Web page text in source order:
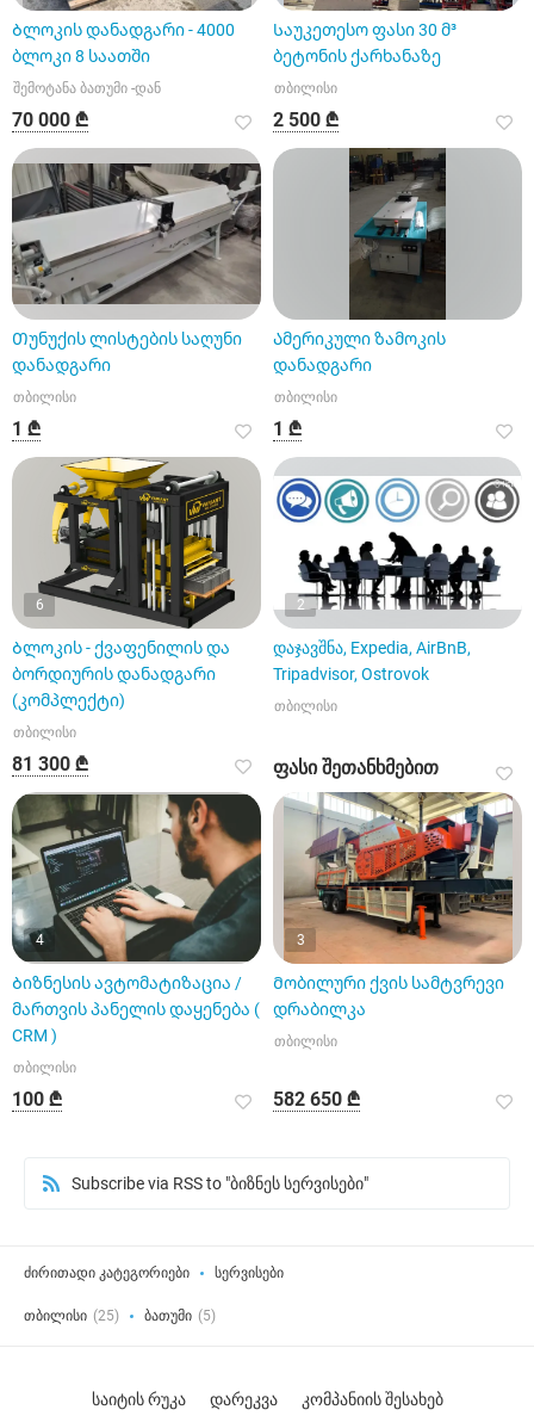
Ბლოკის დანადგარი - 4000
ბლოკი 8 საათში
შემოტანა ბათუმი -დან
70 000 ₾
Საუკეთესო ფასი 30 მ³
ბეტონის ქარხანაზე
თბილისი
2 500 ₾
Თუნუქის ლისტების საღუნი
დანადგარი
თბილისი
1 ₾
Ამერიკული ზამოკის
დანადგარი
თბილისი
1 ₾
6
Ბლოკის - ქვაფენილის და
ბორდიურის დანადგარი
(კომპლექტი)
თბილისი
81 300 ₾
2
დაჯავშნა, Expedia, AirBnB,
Tripadvisor, Ostrovok
თბილისი
ფასი შეთანხმებით
4
Ბიზნესის ავტომატიზაცია /
მართვის პანელის დაყენება (
CRM )
თბილისი
100 ₾
3
Მობილური ქვის სამტვრევი
დრაბილკა
თბილისი
582 650 ₾
Subscribe via RSS to "ბიზნეს სერვისები"
ძირითადი კატეგორიები სერვისები
თბილისი (25) ბათუმი (5)
საიტის რუკა დარეკვა კომპანიის შესახებ